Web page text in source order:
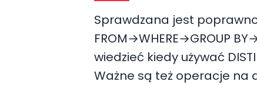
Sprawdzana jest
FROM→WHERE→GROUP
wiedzieć kiedy używać
Ważne są też operacje na